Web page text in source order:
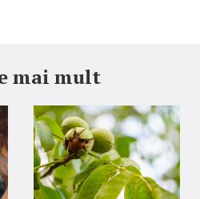
mai mult